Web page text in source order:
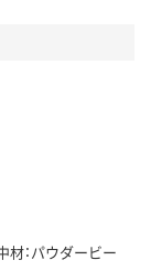
材：パウダービー